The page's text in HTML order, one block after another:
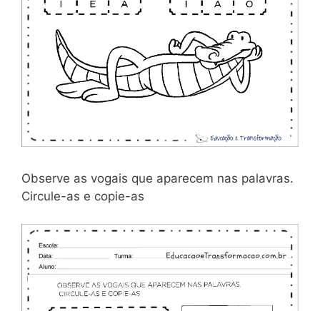
Observe as vogais que aparecem nas palavras.
Circule-as e copie-as